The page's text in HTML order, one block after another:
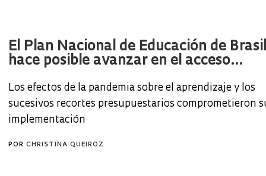
El Plan Nacional de Educación de Brasil
hace posible avanzar en el acceso...
Los efectos de la pandemia sobre el aprendizaje y los
sucesivos recortes presupuestarios comprometieron
implementación
POR CHRISTINA QUEIROZ